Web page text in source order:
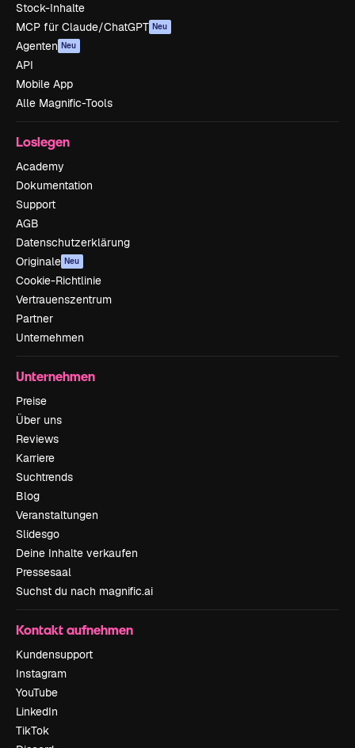
Stock-Inhalte
MCP für Claude/ChatGPT Neu
Agenten Neu
API
Mobile App
Alle Magnific-Tools
Loslegen
Academy
Dokumentation
Support
AGB
Datenschutzerklärung
Originale Neu
Cookie-Richtlinie
Vertrauenszentrum
Partner
Unternehmen
Unternehmen
Preise
Über uns
Reviews
Karriere
Suchtrends
Blog
Veranstaltungen
Slidesgo
Deine Inhalte verkaufen
Pressesaal
Suchst du nach magnific.ai
Kontakt aufnehmen
Kundensupport
Instagram
YouTube
LinkedIn
TikTok